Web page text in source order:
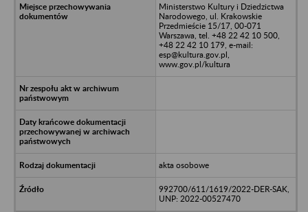
Ministerstwo Kultury i Dziedzictwa
Narodowego, ul. Krakowskie
Przedmieście 15/17, 00-071
Warszawa, tel. +48 22 42 10 500,
+48 22 42 10 179, e-mail:
esp@kultura.gov.pl,
www.gov.pl/kultura
akta osobowe
992700/611/1619/2022-DER-SAK,
UNP: 2022-00527470